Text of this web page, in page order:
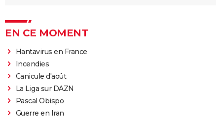
EN CE MOMENT
Hantavirus en France
Incendies
Canicule d'août
La Liga sur DAZN
Pascal Obispo
Guerre en Iran